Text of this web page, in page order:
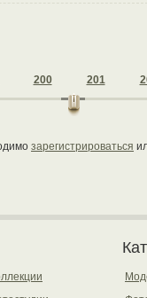
200 201
зарегистрироваться